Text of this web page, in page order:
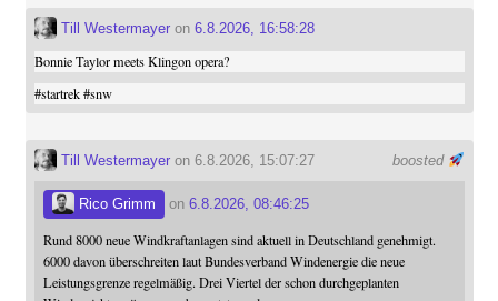
Till Westermayeron 6.8.2026, 16:58:28
Bonnie Taylor meets Klingon opera?
#startrek #snw
boosted
Till Westermayeron 6.8.2026, 15:07:27
Rico Grimm on 6.8.2026, 08:46:25
Rund 8000 neue Windkraftanlagen sind aktuell in Deutschland genehmigt.
6000 davon überschreiten laut Bundesverband Windenergie die neue
Leistungsgrenze regelmäßig. Drei Viertel der schon durchgeplanten